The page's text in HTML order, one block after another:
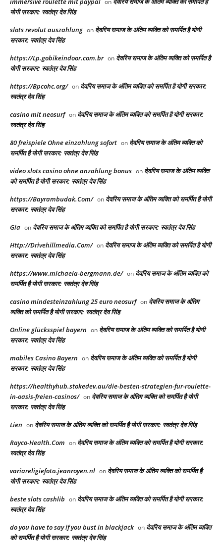
योगी सरकार: स्वतंत्र देव सिंह
slots revolut auszahlung on देवरिय समाज के अंतिम व्यक्ति को समर्पित है योगी
सरकार: स्वतंत्र देव सिंह
https://Lp.gobikeindoor.com.br on देवरिय समाज के अंतिम व्यक्ति को समर्पित है
योगी सरकार: स्वतंत्र देव सिंह
https://Bpcohc.org/ on देवरिय समाज के अंतिम व्यक्ति को समर्पित है योगी सरकार:
स्वतंत्र देव सिंह
casino mit neosurf on देवरिय समाज के अंतिम व्यक्ति को समर्पित है योगी सरकार:
स्वतंत्र देव सिंह
80 freispiele Ohne einzahlung sofort on देवरिय समाज के अंतिम व्यक्ति को
समर्पित है योगी सरकार: स्वतंत्र देव सिंह
video slots casino ohne anzahlung bonus on देवरिय समाज के अंतिम व्यक्ति
को समर्पित है योगी सरकार: स्वतंत्र देव सिंह
https://Bayrambudak.Com/ on देवरिय समाज के अंतिम व्यक्ति को समर्पित है योगी
सरकार: स्वतंत्र देव सिंह
Gia on देवरिय समाज के अंतिम व्यक्ति को समर्पित है योगी सरकार: स्वतंत्र देव सिंह
Http://Drivehillmedia.Com/ on देवरिय समाज के अंतिम व्यक्ति को समर्पित है योगी
सरकार: स्वतंत्र देव सिंह
https://www.michaela-bergmann.de/ on देवरिय समाज के अंतिम व्यक्ति को
समर्पित है योगी सरकार: स्वतंत्र देव सिंह
casino mindesteinzahlung 25 euro neosurf on देवरिय समाज के अंतिम
व्यक्ति को समर्पित है योगी सरकार: स्वतंत्र देव सिंह
Online glücksspiel bayern on देवरिय समाज के अंतिम व्यक्ति को समर्पित है योगी
सरकार: स्वतंत्र देव सिंह
mobiles Casino Bayern on देवरिय समाज के अंतिम व्यक्ति को समर्पित है योगी
सरकार: स्वतंत्र देव सिंह
https://healthyhub.stokedev.au/die-besten-strategien-fur-roulette-
in-oasis-freien-casinos/ on देवरिय समाज के अंतिम व्यक्ति को समर्पित है योगी
सरकार: स्वतंत्र देव सिंह
Lien on देवरिय समाज के अंतिम व्यक्ति को समर्पित है योगी सरकार: स्वतंत्र देव सिंह
Rayco-Health.Com on देवरिय समाज के अंतिम व्यक्ति को समर्पित है योगी सरकार:
स्वतंत्र देव सिंह
variareligiefoto.jeanroyen.nl on देवरिय समाज के अंतिम व्यक्ति को समर्पित है
योगी सरकार: स्वतंत्र देव सिंह
beste slots cashlib on देवरिय समाज के अंतिम व्यक्ति को समर्पित है योगी सरकार:
स्वतंत्र देव सिंह
do you have to say if you bust in blackjack on देवरिय समाज के अंतिम व्यक्ति
को समर्पित है योगी सरकार: स्वतंत्र देव सिंह